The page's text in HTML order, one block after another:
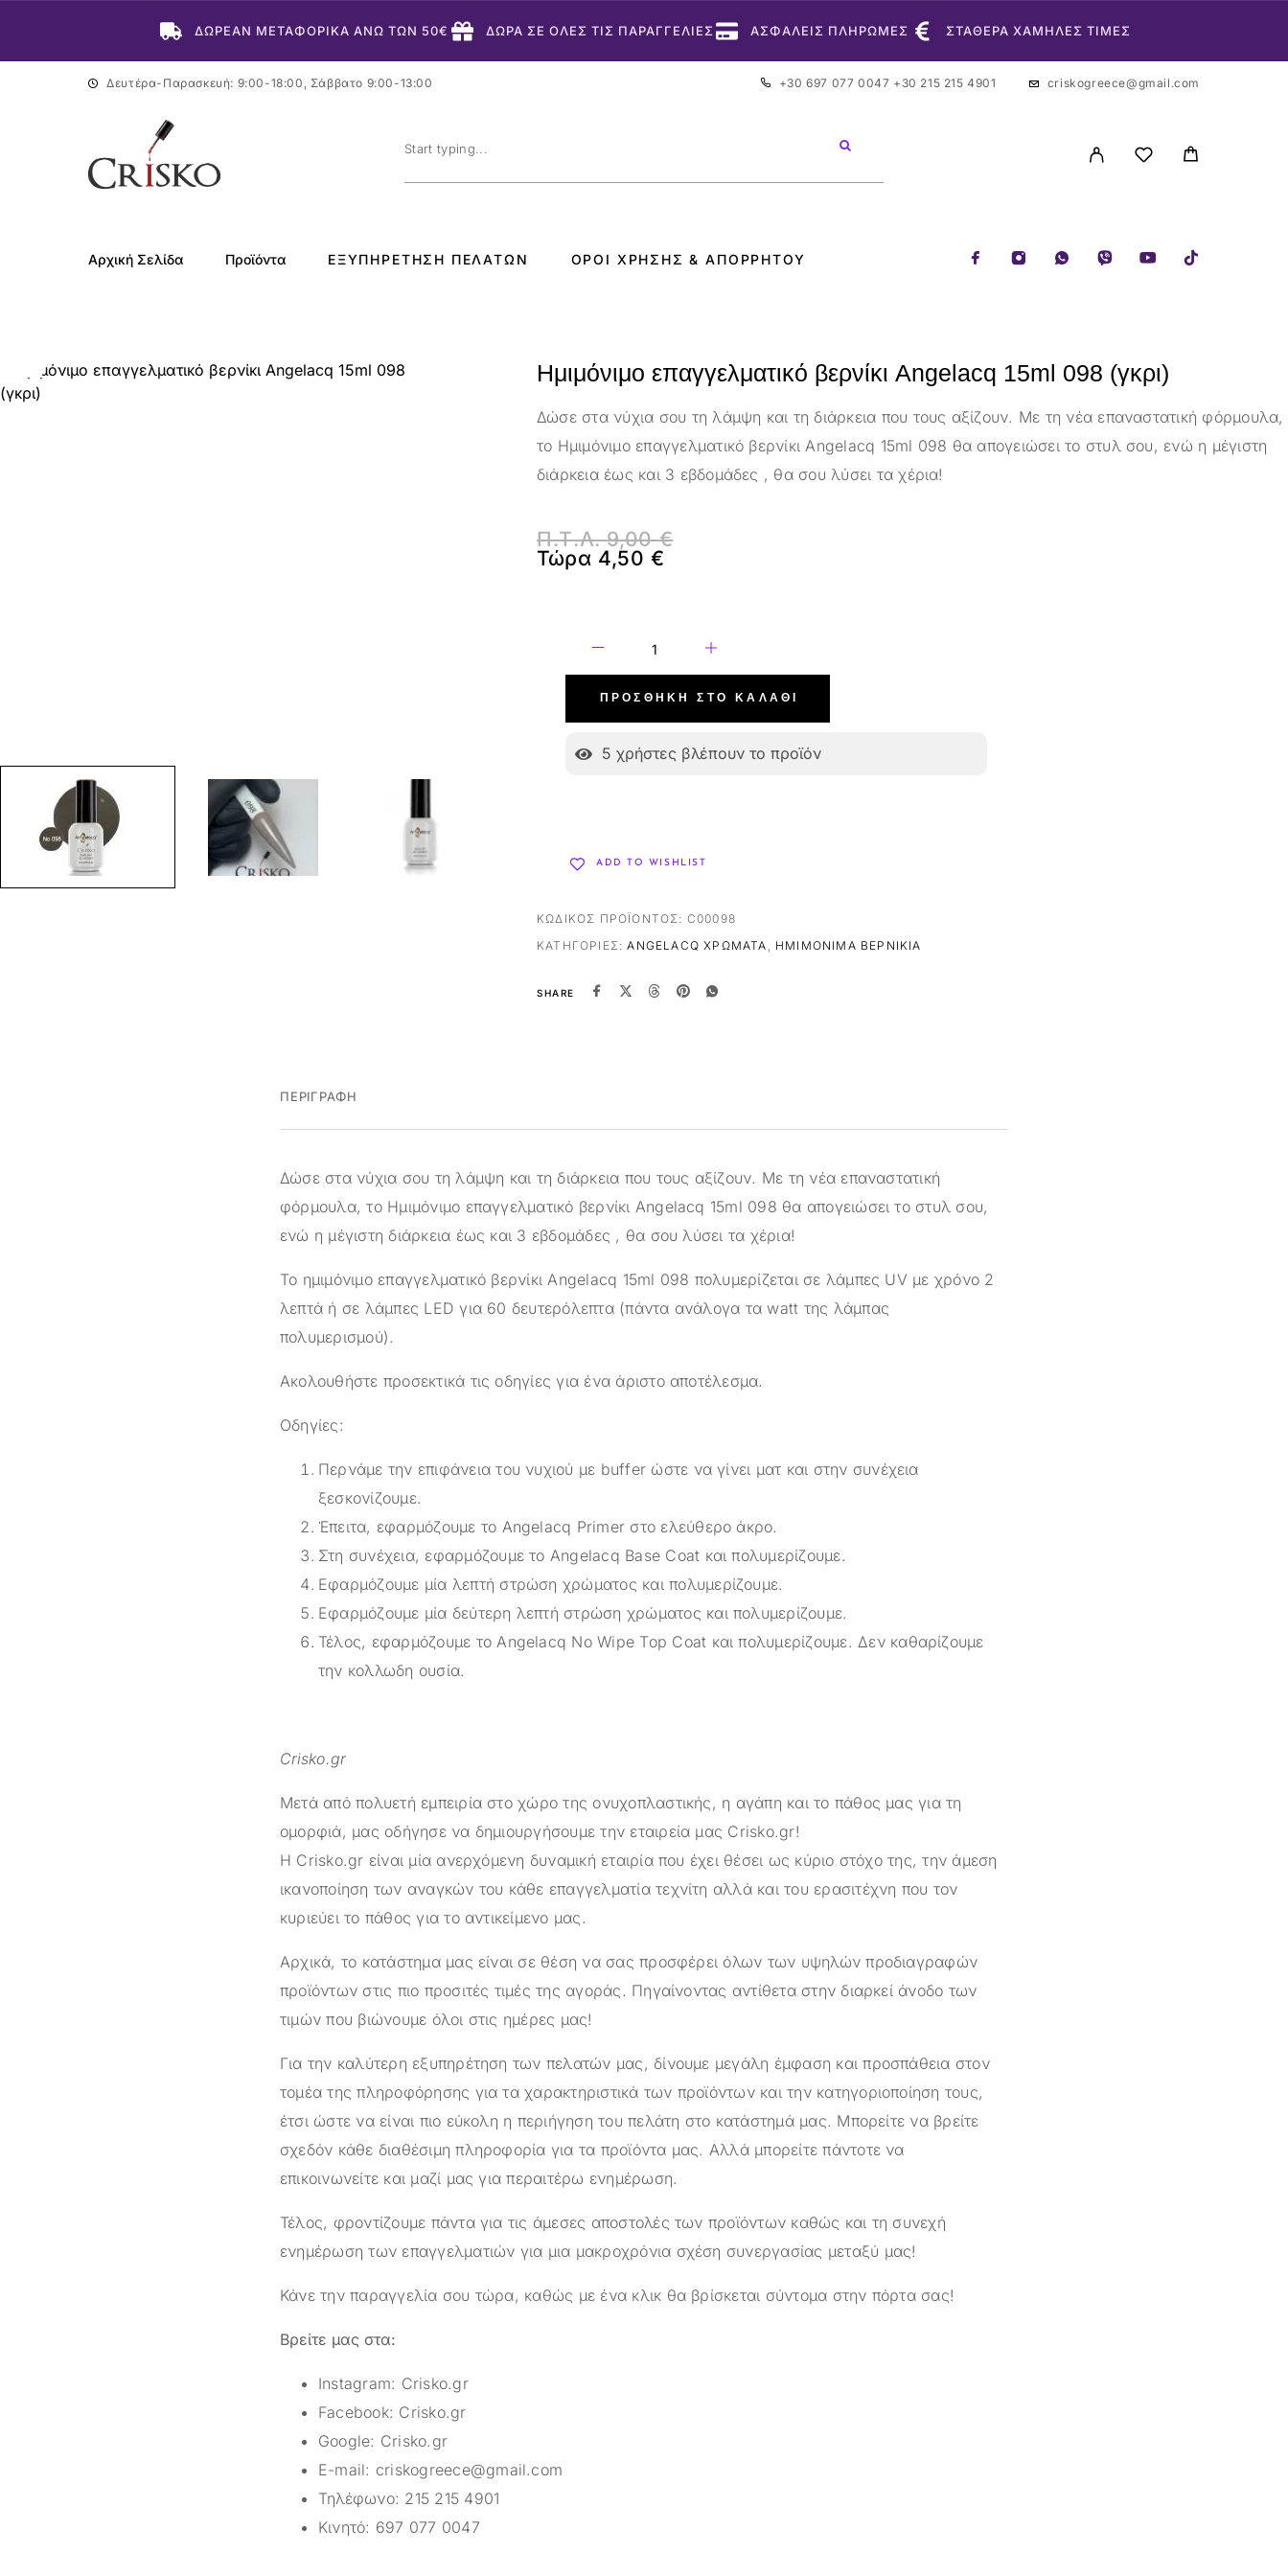
ΔΩΡΕΑΝ ΜΕΤΑΦΟΡΙΚΑ ΑΝΩ ΤΩΝ 50€ ΔΩΡΑ ΣΕ ΟΛΕΣ ΤΙΣ ΠΑΡΑΓΓΕΛΙΕΣ ΑΣΦΑΛΕΙΣ ΠΛΗΡΩΜΕΣ ΣΤΑΘΕΡΑ ΧΑΜΗΛΕΣ ΤΙΜΕΣ
Δευτέρα-Παρασκευή: 9:00-18:00, Σάββατο 9:00-13:00 +30 697 077 0047 +30 215 215 4901 criskogreece@gmail.com
Αρχική Σελίδα Προϊόντα ΕΞΥΠΗΡΈΤΗΣΗ ΠΕΛΑΤΏΝ ΌΡΟΙ ΧΡΉΣΗΣ & ΑΠΟΡΡΉΤΟΥ
Ημιμόνιμο επαγγελματικό βερνίκι Angelacq 15ml 098 (γκρι)
Δώσε στα νύχια σου τη λάμψη και τη διάρκεια που τους αξίζουν. Με τη νέα επαναστατική φόρμουλα,
το Ημιμόνιμο επαγγελματικό βερνίκι Angelacq 15ml 098 θα απογειώσει το στυλ σου, ενώ η μέγιστη
διάρκεια έως και 3 εβδομάδες , θα σου λύσει τα χέρια!
Π.Τ.Λ.9,00€
Τώρα 4,50€
ΠΡΟΣΘΉΚΗ ΣΤΟ ΚΑΛΆΘΙ
5 χρήστες βλέπουν το προϊόν
ADD TO WISHLIST
ΚΩΔΙΚΌΣ ΠΡΟΪΌΝΤΟΣ: C00098
ΚΑΤΗΓΟΡΊΕΣ:ANGELACQ ΧΡΏΜΑΤΑ , ΗΜΙΜΌΝΙΜΑ ΒΕΡΝΊΚΙΑ
SHARE
ΠΕΡΙΓΡΑΦΉ
Δώσε στα νύχια σου τη λάμψη και τη διάρκεια που τους αξίζουν. Με τη νέα επαναστατική
φόρμουλα, το Ημιμόνιμο επαγγελματικό βερνίκι Angelacq 15ml 098 θα απογειώσει το στυλ σου,
ενώ η μέγιστη διάρκεια έως και 3 εβδομάδες , θα σου λύσει τα χέρια!
Το ημιμόνιμο επαγγελματικό βερνίκι Angelacq 15ml 098 πολυμερίζεται σε λάμπες UV με χρόνο 2
λεπτά ή σε λάμπες LED για 60 δευτερόλεπτα (πάντα ανάλογα τα watt της λάμπας
πολυμερισμού).
Ακολουθήστε προσεκτικά τις οδηγίες για ένα άριστο αποτέλεσμα.
Οδηγίες:
Περνάμε την επιφάνεια του νυχιού με buffer ώστε να γίνει ματ και στην συνέχεια
ξεσκονίζουμε.
Έπειτα, εφαρμόζουμε το Angelacq Primer στο ελεύθερο άκρο.
Στη συνέχεια, εφαρμόζουμε το Angelacq Base Coat και πολυμερίζουμε.
Εφαρμόζουμε μία λεπτή στρώση χρώματος και πολυμερίζουμε.
Εφαρμόζουμε μία δεύτερη λεπτή στρώση χρώματος και πολυμερίζουμε.
Τέλος, εφαρμόζουμε το Angelacq Νο Wipe Top Coat και πολυμερίζουμε. Δεν καθαρίζουμε
την κολλωδη ουσία.
Crisko.gr
Μετά από πολυετή εμπειρία στο χώρο της ονυχοπλαστικής, η αγάπη και το πάθος μας για τη
ομορφιά, μας οδήγησε να δημιουργήσουμε την εταιρεία μας Crisko.gr!
Η Crisko.gr είναι μία ανερχόμενη δυναμική εταιρία που έχει θέσει ως κύριο στόχο της, την άμεση
ικανοποίηση των αναγκών του κάθε επαγγελματία τεχνίτη αλλά και του ερασιτέχνη που τον
κυριεύει το πάθος για το αντικείμενο μας.
Αρχικά, το κατάστημα μας είναι σε θέση να σας προσφέρει όλων των υψηλών προδιαγραφών
προϊόντων στις πιο προσιτές τιμές της αγοράς. Πηγαίνοντας αντίθετα στην διαρκεί άνοδο των
τιμών που βιώνουμε όλοι στις ημέρες μας!
Για την καλύτερη εξυπηρέτηση των πελατών μας, δίνουμε μεγάλη έμφαση και προσπάθεια στον
τομέα της πληροφόρησης για τα χαρακτηριστικά των προϊόντων και την κατηγοριοποίηση τους,
έτσι ώστε να είναι πιο εύκολη η περιήγηση του πελάτη στο κατάστημά μας. Μπορείτε να βρείτε
σχεδόν κάθε διαθέσιμη πληροφορία για τα προϊόντα μας. Αλλά μπορείτε πάντοτε να
επικοινωνείτε και μαζί μας για περαιτέρω ενημέρωση.
Τέλος, φροντίζουμε πάντα για τις άμεσες αποστολές των προϊόντων καθώς και τη συνεχή
ενημέρωση των επαγγελματιών για μια μακροχρόνια σχέση συνεργασίας μεταξύ μας!
Κάνε την παραγγελία σου τώρα, καθώς με ένα κλικ θα βρίσκεται σύντομα στην πόρτα σας!
Βρείτε μας στα:
Instagram: Crisko.gr
Facebook: Crisko.gr
Google: Crisko.gr
E-mail: criskogreece@gmail.com
Τηλέφωνο: 215 215 4901
Κινητό: 697 077 0047